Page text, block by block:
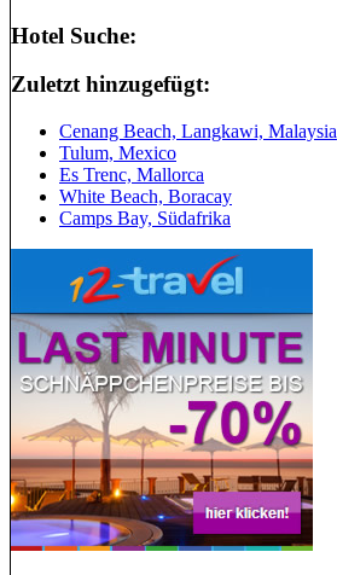
Hotel Suche:
Zuletzt hinzugefügt:
Cenang Beach, Langkawi, Malaysia
Tulum, Mexico
Es Trenc, Mallorca
White Beach, Boracay
Camps Bay, Südafrika